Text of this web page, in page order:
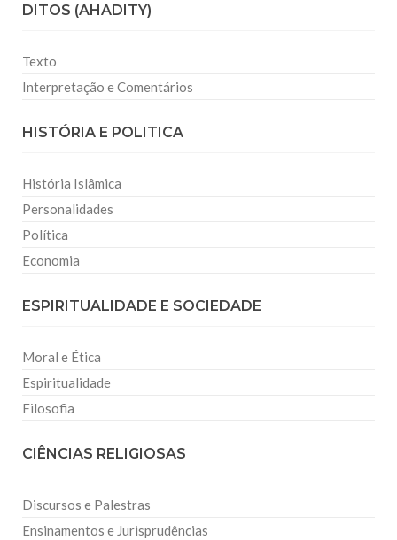
DITOS (AHADITY)
Texto
Interpretação e Comentários
HISTÓRIA E POLITICA
História Islâmica
Personalidades
Política
Economia
ESPIRITUALIDADE E SOCIEDADE
Moral e Ética
Espiritualidade
Filosofia
CIÊNCIAS RELIGIOSAS
Discursos e Palestras
Ensinamentos e Jurisprudências